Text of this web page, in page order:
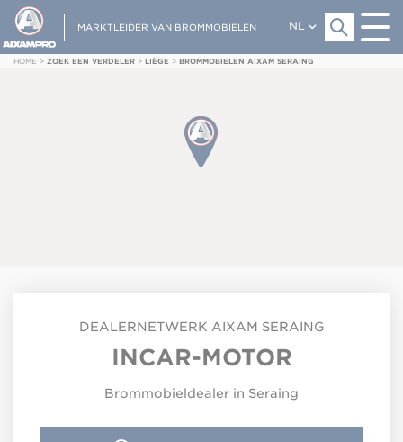
MARKTLEIDER VAN BROMMOBIELEN NL
HOME > ZOEK EEN VERDELER > LIÈGE > BROMMOBIELEN AIXAM SERAING
DEALERNETWERK AIXAM SERAING
INCAR-MOTOR
Brommobieldealer in Seraing